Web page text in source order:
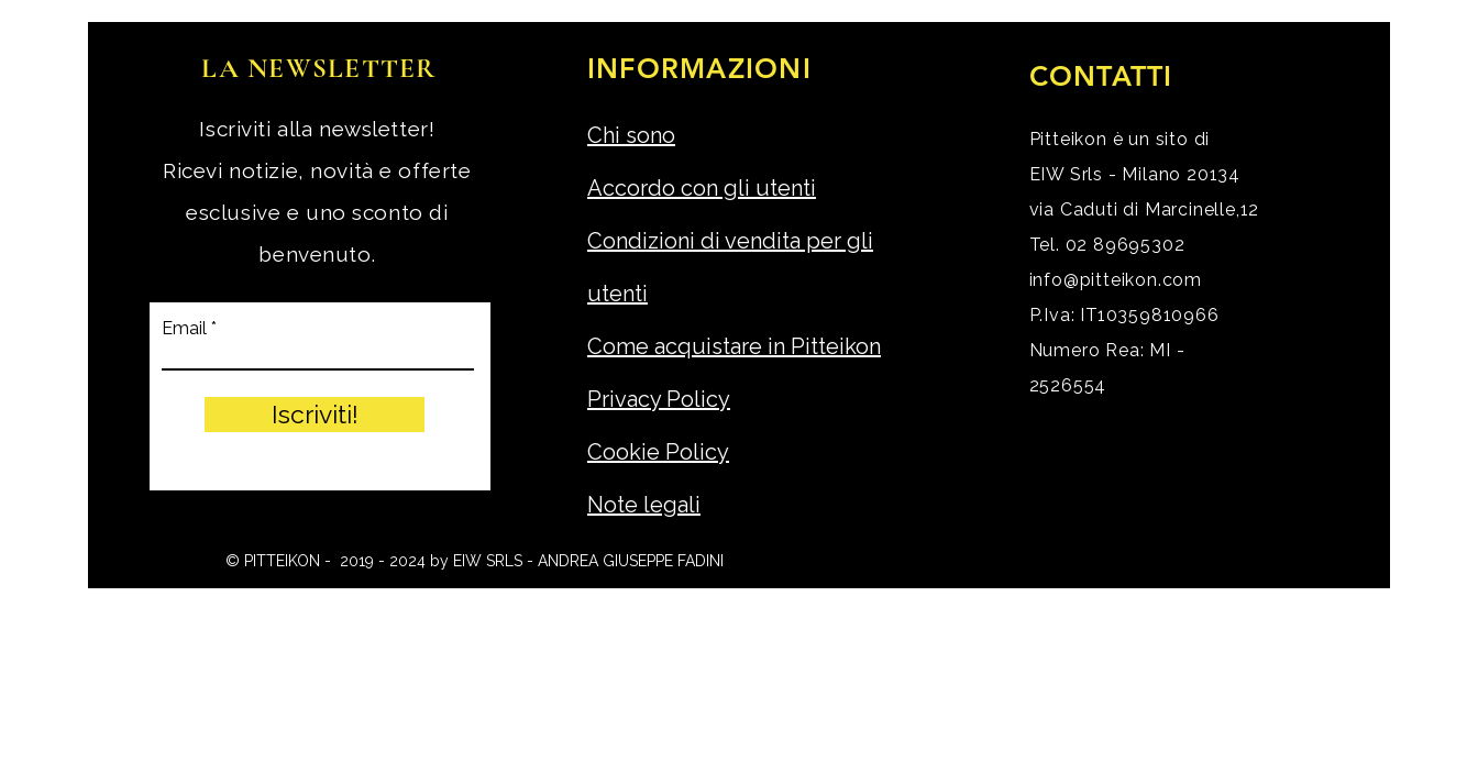
LA NEWSLETTER
Iscriviti alla newsletter!
Ricevi notizie, novità e offerte
esclusive e uno sconto di
benvenuto.
Email
Iscriviti!
INFORMAZIONI
Chi sono
Accordo con gli utenti
Condizioni di vendita per gli
utenti
Come acquistare in Pitteikon
Privacy Policy
Cookie Policy
Note legali
CONTATTI
Pitteikon è un sito di
EIW Srls - Milano 20134
via Caduti di Marcinelle,12
Tel. 02 89695302
info@pitteikon.com
P.Iva: IT10359810966
Numero Rea: MI -
2526554
© PITTEIKON - 2019 - 2024 by EIW SRLS - ANDREA GIUSEPPE FADINI